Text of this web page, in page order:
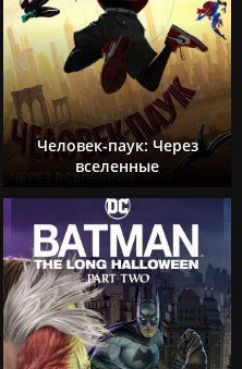
Человек-паук: Через
вселенные